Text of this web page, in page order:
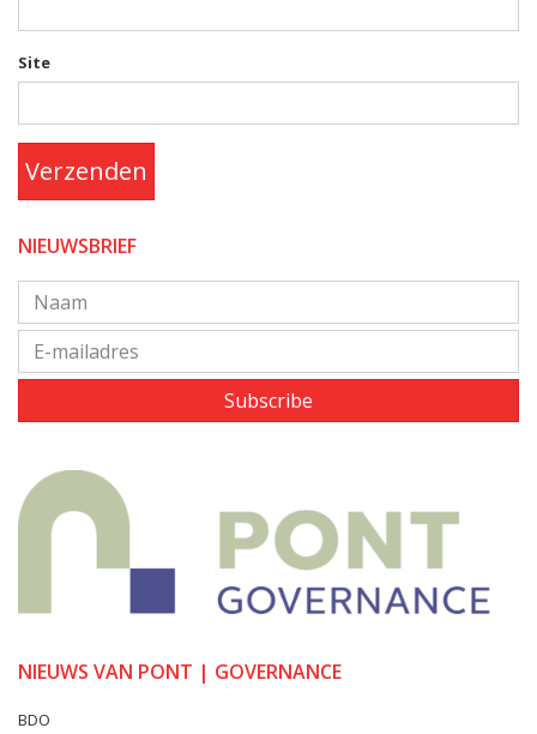
Site
Verzenden
NIEUWSBRIEF
Subscribe
NIEUWS VAN PONT | GOVERNANCE
BDO